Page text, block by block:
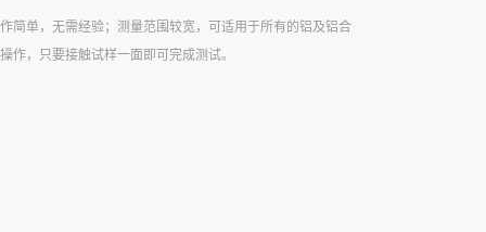
简单，无需经验；测量范围较宽，可适用于所有的铝及铝合
作，只要接触试样一面即可完成测试。